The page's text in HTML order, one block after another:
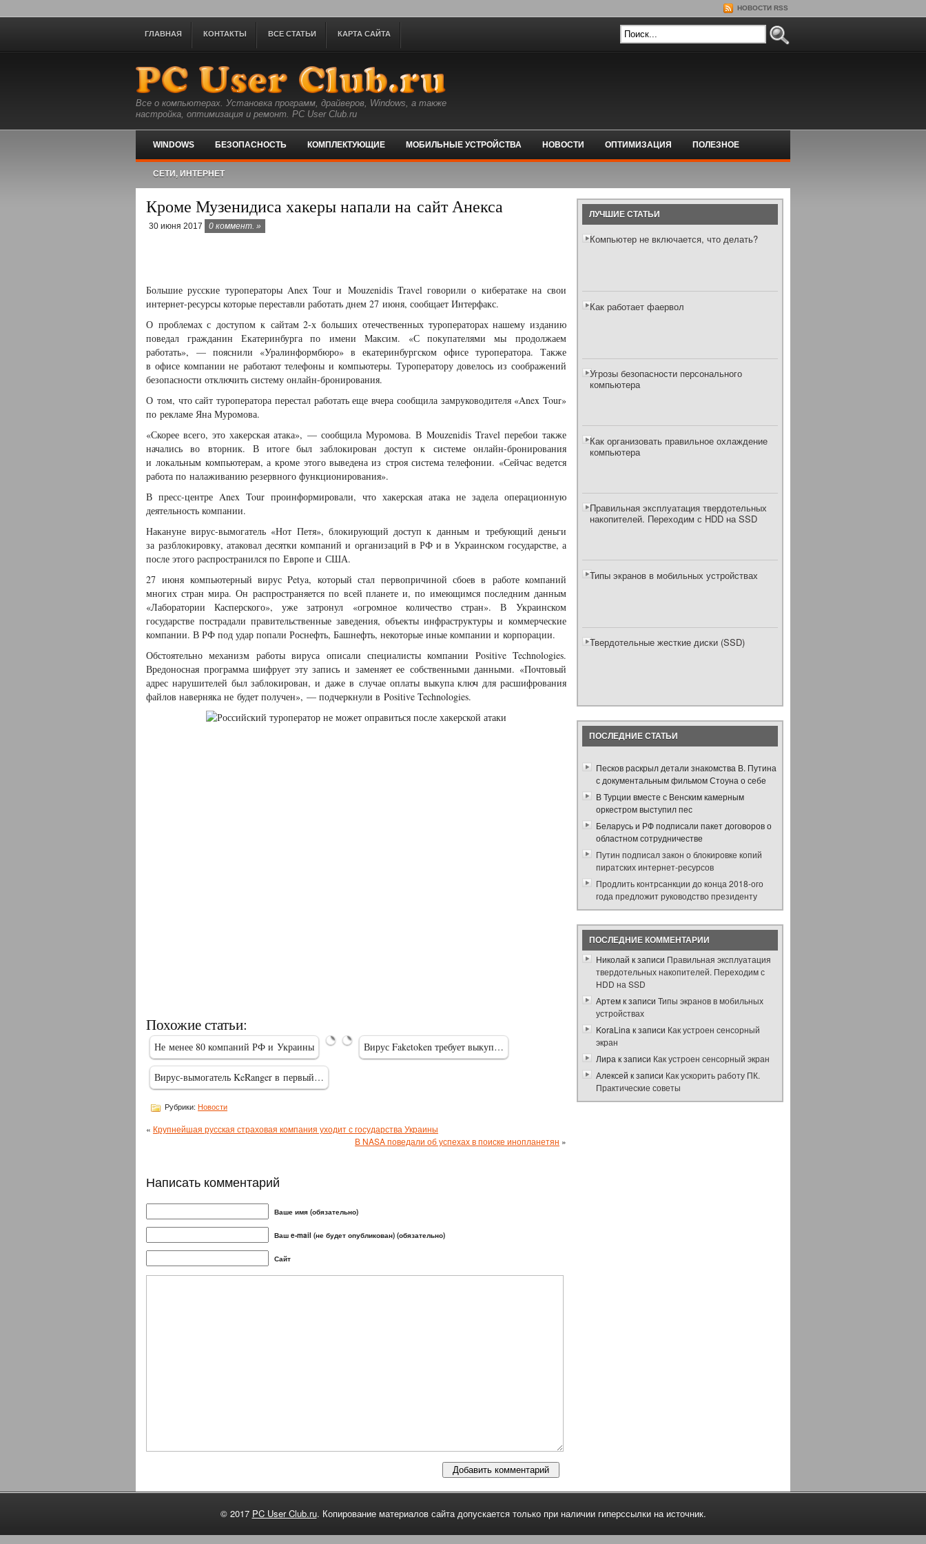
НОВОСТИ RSS
ГЛАВНАЯ КОНТАКТЫ ВСЕ СТАТЬИ КАРТА САЙТА
Все о компьютерах. Установка программ, драйверов, Windows, а также
настройка, оптимизация и ремонт. PC User Club.ru
WINDOWS БЕЗОПАСНОСТЬ КОМПЛЕКТУЮЩИЕ МОБИЛЬНЫЕ УСТРОЙСТВА НОВОСТИ ОПТИМИЗАЦИЯ ПОЛЕЗНОЕ
СЕТИ, ИНТЕРНЕТ
Кроме Музенидиса хакеры напали на сайт Анекса
30 июня 2017 0 коммент. »
Большие русские туроператоры Anex Tour и Mouzenidis Travel говорили о кибератаке на свои
интернет-ресурсы которые переставли работать днем 27 июня, сообщает Интерфакс.
О проблемах с доступом к сайтам 2-х больших отечественных туроператорах нашему изданию
поведал гражданин Екатеринбурга по имени Максим. «С покупателями мы продолжаем
работать», — пояснили «Уралинформбюро» в екатеринбургском офисе туроператора. Также
в офисе компании не работают телефоны и компьютеры. Туроператору довелось из соображений
безопасности отключить систему онлайн-бронирования.
О том, что сайт туроператора перестал работать еще вчера сообщила замруководителя «Anex Tour»
по рекламе Яна Муромова.
«Скорее всего, это хакерская атака», — сообщила Муромова. В Mouzenidis Travel перебои также
начались во вторник. В итоге был заблокирован доступ к системе онлайн-бронирования
и локальным компьютерам, а кроме этого выведена из строя система телефонии. «Сейчас ведется
работа по налаживанию резервного функционирования».
В пресс-центре Anex Tour проинформировали, что хакерская атака не задела операционную
деятельность компании.
Накануне вирус-вымогатель «Нот Петя», блокирующий доступ к данным и требующий деньги
за разблокировку, атаковал десятки компаний и организаций в РФ и в Украинском государстве, а
после этого распространился по Европе и США.
27 июня компьютерный вирус Petya, который стал первопричиной сбоев в работе компаний
многих стран мира. Он распространяется по всей планете и, по имеющимся последним данным
«Лаборатории Касперского», уже затронул «огромное количество стран». В Украинском
государстве пострадали правительственные заведения, объекты инфраструктуры и коммерческие
компании. В РФ под удар попали Роснефть, Башнефть, некоторые иные компании и корпорации.
Обстоятельно механизм работы вируса описали специалисты компании Positive Technologies.
Вредоносная программа шифрует эту запись и заменяет ее собственными данными. «Почтовый
адрес нарушителей был заблокирован, и даже в случае оплаты выкупа ключ для расшифрования
файлов наверняка не будет получен», — подчеркнули в Positive Technologies.
Похожие статьи:
Не менее 80 компаний РФ и Украины Вирус Faketoken требует выкуп…
Вирус-вымогатель KeRanger в первый…
Рубрики: Новости
« Крупнейшая русская страховая компания уходит с государства Украины
В NASA поведали об успехах в поиске инопланетян »
Написать комментарий
Ваше имя (обязательно)
Ваш e-mail (не будет опубликован) (обязательно)
Сайт
ЛУЧШИЕ СТАТЬИ
Компьютер не включается, что делать?
Как работает фаервол
Угрозы безопасности персонального
компьютера
Как организовать правильное охлаждение
компьютера
Правильная эксплуатация твердотельных
накопителей. Переходим с HDD на SSD
Типы экранов в мобильных устройствах
Твердотельные жесткие диски (SSD)
ПОСЛЕДНИЕ СТАТЬИ
Песков раскрыл детали знакомства В. Путина
с документальным фильмом Стоуна о себе
В Турции вместе с Венским камерным
оркестром выступил пес
Беларусь и РФ подписали пакет договоров о
областном сотрудничестве
Путин подписал закон о блокировке копий
пиратских интернет-ресурсов
Продлить контрсанкции до конца 2018-ого
года предложит руководство президенту
ПОСЛЕДНИЕ КОММЕНТАРИИ
Николай к записи Правильная эксплуатация
твердотельных накопителей. Переходим с
HDD на SSD
Артемк записи Типы экранов в мобильных
устройствах
KoraLina к записи Как устроен сенсорный
экран
Лира к записи Как устроен сенсорный экран
Алексей к записи Как ускорить работу ПК.
Практические советы
© 2017 PC User Club.ru. Копирование материалов сайта допускается только при наличии гиперссылки на источник.